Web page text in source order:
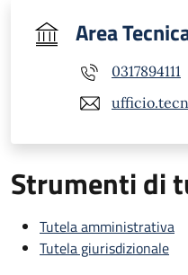
Area
0317894111
Strumenti di
Tutela amministrativa
Tutela giurisdizionale